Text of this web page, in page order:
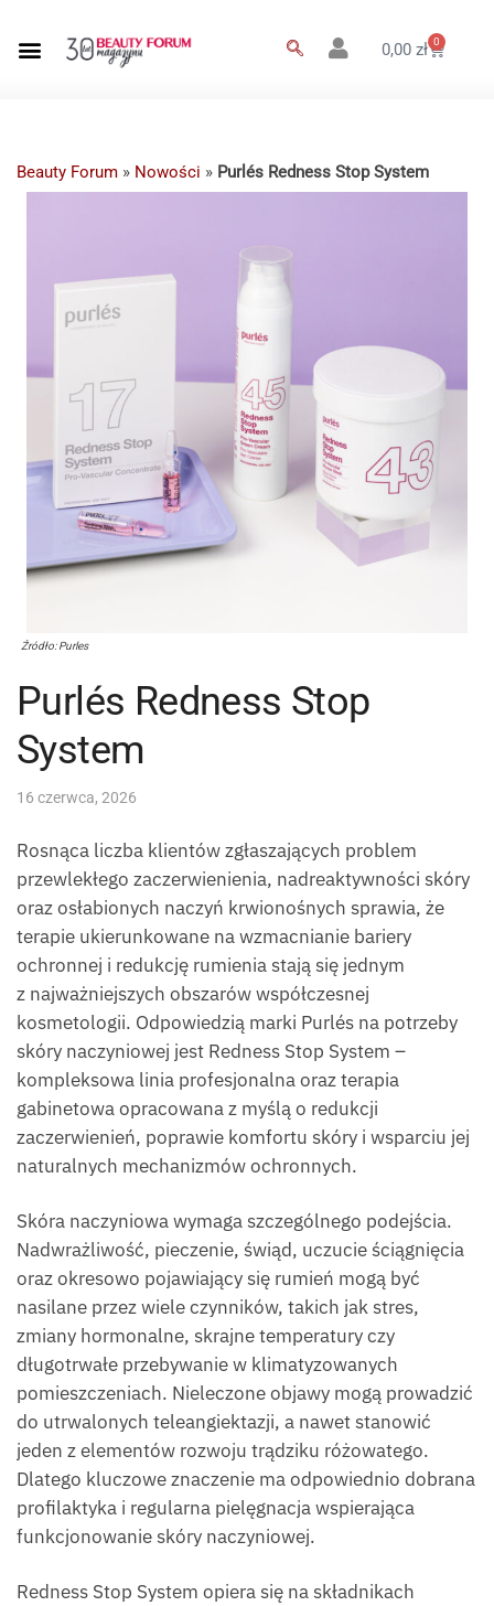
0,00zł 0
Beauty Forum » Nowości » Purlés Redness Stop System
Źródło: Purles
Purlés Redness Stop
System
16 czerwca, 2026
Rosnąca liczba klientów zgłaszających problem
przewlekłego zaczerwienienia, nadreaktywności skóry
oraz osłabionych naczyń krwionośnych sprawia, że
terapie ukierunkowane na wzmacnianie bariery
ochronnej i redukcję rumienia stają się jednym
z najważniejszych obszarów współczesnej
kosmetologii. Odpowiedzią marki Purlés na potrzeby
skóry naczyniowej jest Redness Stop System –
kompleksowa linia profesjonalna oraz terapia
gabinetowa opracowana z myślą o redukcji
zaczerwienień, poprawie komfortu skóry i wsparciu jej
naturalnych mechanizmów ochronnych.
Skóra naczyniowa wymaga szczególnego podejścia.
Nadwrażliwość, pieczenie, świąd, uczucie ściągnięcia
oraz okresowo pojawiający się rumień mogą być
nasilane przez wiele czynników, takich jak stres,
zmiany hormonalne, skrajne temperatury czy
długotrwałe przebywanie w klimatyzowanych
pomieszczeniach. Nieleczone objawy mogą prowadzić
do utrwalonych teleangiektazji, a nawet stanowić
jeden z elementów rozwoju trądziku różowatego.
Dlatego kluczowe znaczenie ma odpowiednio dobrana
profilaktyka i regularna pielęgnacja wspierająca
funkcjonowanie skóry naczyniowej.
Redness Stop System opiera się na składnikach